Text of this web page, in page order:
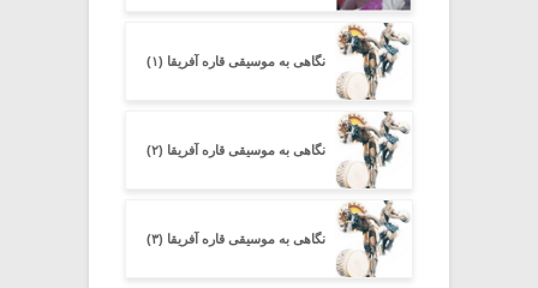
نگاهی به موسیقی قاره آفریقا (۱)
نگاهی به موسیقی قاره آفریقا (۲)
نگاهی به موسیقی قاره آفریقا (۳)